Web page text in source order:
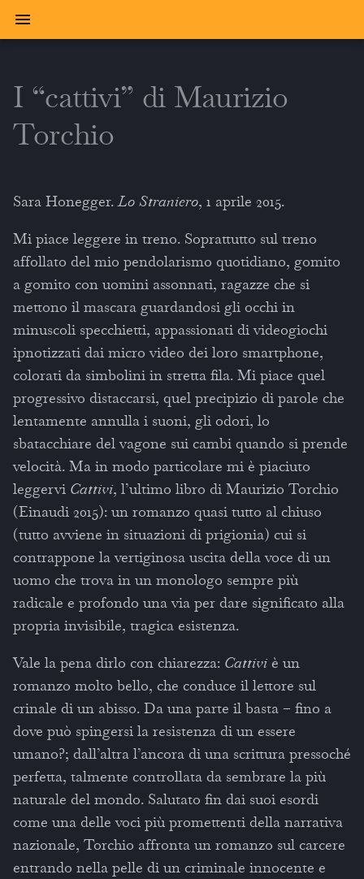
I “cattivi” di Maurizio
Torchio
Sara Honegger.Lo Straniero, 1 aprile 2015.
Mi piace leggere in treno. Soprattutto sul treno
affollato del mio pendolarismo quotidiano, gomito
a gomito con uomini assonnati, ragazze che si
mettono il mascara guardandosi gli occhi in
minuscoli specchietti, appassionati di videogiochi
ipnotizzati dai micro video dei loro smartphone,
colorati da simbolini in stretta fila. Mi piace quel
progressivo distaccarsi, quel precipizio di parole che
lentamente annulla i suoni, gli odori, lo
sbatacchiare del vagone sui cambi quando si prende
velocità. Ma in modo particolare mi è piaciuto
leggervi Cattivi, l’ultimo libro di Maurizio Torchio
(Einaudi 2015): un romanzo quasi tutto al chiuso
(tutto avviene in situazioni di prigionia) cui si
contrappone la vertiginosa uscita della voce di un
uomo che trova in un monologo sempre più
radicale e profondo una via per dare significato alla
propria invisibile, tragica esistenza.
Vale la pena dirlo con chiarezza: Cattiviè un
romanzo molto bello, che conduce il lettore sul
crinale di un abisso. Da una parte il basta – fino a
dove può spingersi la resistenza di un essere
umano?; dall’altra l’ancora di una scrittura pressoché
perfetta, talmente controllata da sembrare la più
naturale del mondo. Salutato fin dai suoi esordi
come una delle voci più promettenti della narrativa
nazionale, Torchio affronta un romanzo sul carcere
entrando nella pelle di un criminale innocente e